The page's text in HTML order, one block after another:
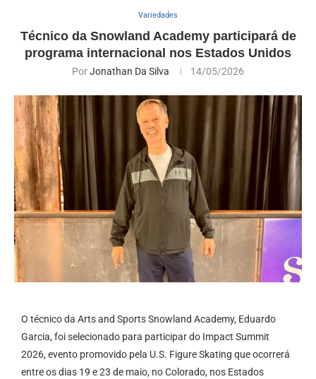
Variedades
Técnico da Snowland Academy participará de
programa internacional nos Estados Unidos
PorJonathan Da Silva 14/05/2026
O técnico da Arts and Sports Snowland Academy, Eduardo
Garcia, foi selecionado para participar do Impact Summit
2026, evento promovido pela U.S. Figure Skating que ocorrerá
entre os dias 19 e 23 de maio, no Colorado, nos Estados